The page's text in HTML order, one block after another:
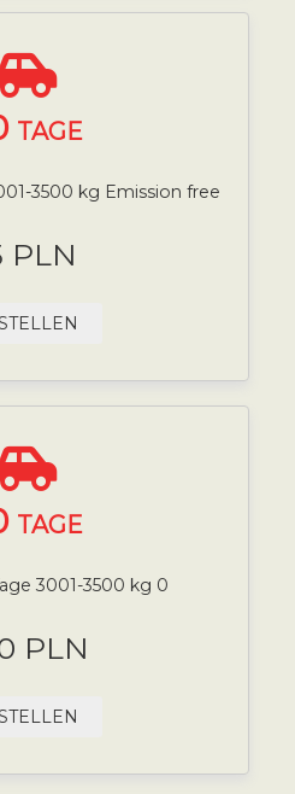
TAGE
3500 kg Emission free
PLN
TAGE
3001-3500 kg 0
PLN